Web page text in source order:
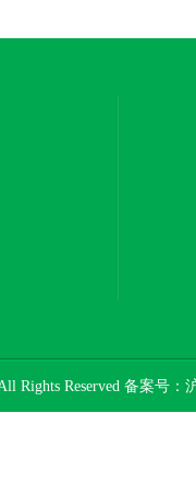
Rights Reserved 备案号：